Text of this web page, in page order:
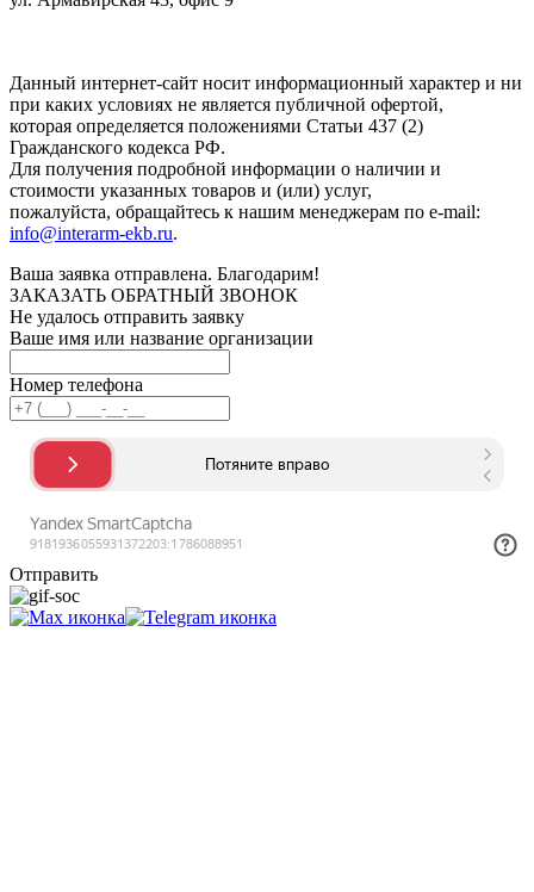
Данный интернет-сайт носит информационный характер и ни
при каких условиях не является публичной офертой,
которая определяется положениями Статьи 437 (2)
Гражданского кодекса РФ.
Для получения подробной информации о наличии и
стоимости указанных товаров и (или) услуг,
пожалуйста, обращайтесь к нашим менеджерам по e-mail:
info@interarm-ekb.ru.
Ваша заявка отправлена. Благодарим!
ЗАКАЗАТЬ ОБРАТНЫЙ ЗВОНОК
Не удалось отправить заявку
Ваше имя или название организации
Номер телефона
Отправить